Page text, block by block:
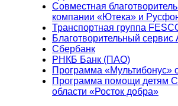
Совместная
компании «Ютека» и
Транспортная группа
Благотворительный
Сбербанк
РНКБ Банк (ПАО)
Программа «Мультибонус»
Программа помощи детям
области «Росток добра»